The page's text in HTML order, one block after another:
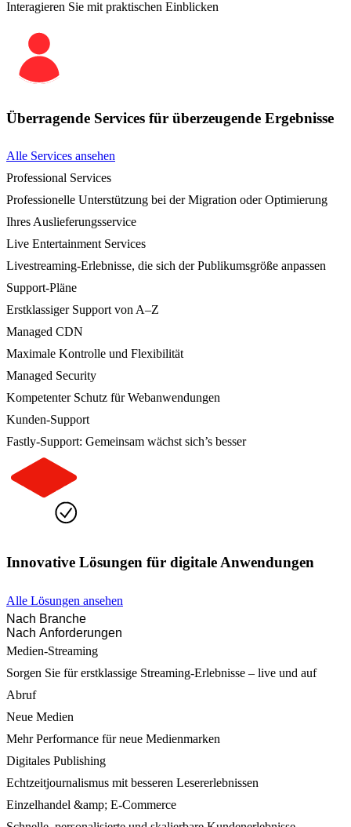
Interagieren Sie mit praktischen Einblicken
Überragende Services für überzeugende Ergebnisse
Alle Services ansehen
Professional Services
Professionelle Unterstützung bei der Migration oder Optimierung
Ihres Auslieferungsservice
Live Entertainment Services
Livestreaming-Erlebnisse, die sich der Publikumsgröße anpassen
Support-Pläne
Erstklassiger Support von A–Z
Managed CDN
Maximale Kontrolle und Flexibilität
Managed Security
Kompetenter Schutz für Webanwendungen
Kunden-Support
Fastly-Support: Gemeinsam wächst sich’s besser
Innovative Lösungen für digitale Anwendungen
Alle Lösungen ansehen
Nach Branche
Nach Anforderungen
Medien-Streaming
Sorgen Sie für erstklassige Streaming-Erlebnisse – live und auf
Abruf
Neue Medien
Mehr Performance für neue Medienmarken
Digitales Publishing
Echtzeitjournalismus mit besseren Lesererlebnissen
Einzelhandel &amp; E-Commerce